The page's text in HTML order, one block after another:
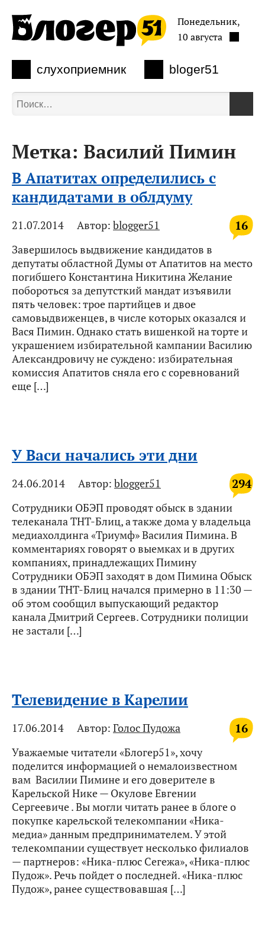
слухоприемник bloger51
Понедельник,
10 августа
Метка: Василий Пимин
В Апатитах определились с
кандидатами в облдуму
16
21.07.2014 Автор: blogger51
Завершилось выдвижение кандидатов в
депутаты областной Думы от Апатитов на место
погибшего Константина Никитина Желание
побороться за депутсткий мандат изъявили
пять человек: трое партийцев и двое
самовыдвиженцев, в числе которых оказался и
Вася Пимин. Однако стать вишенкой на торте и
украшением избирательной кампании Василию
Александровичу не суждено: избирательная
комиссия Апатитов сняла его с соревнований
еще […]
У Васи начались эти дни
294
24.06.2014 Автор: blogger51
Сотрудники ОБЭП проводят обыск в здании
телеканала ТНТ-Блиц, а также дома у владельца
медиахолдинга «Триумф» Василия Пимина. В
комментариях говорят о выемках и в других
компаниях, принадлежащих Пимину
Сотрудники ОБЭП заходят в дом Пимина Обыск
в здании ТНТ-Блиц начался примерно в 11:30 —
об этом сообщил выпускающий редактор
канала Дмитрий Сергеев. Сотрудники полиции
не застали […]
Телевидение в Карелии
16
17.06.2014 Автор: Голос Пудожа
Уважаемые читатели «Блогер51», хочу
поделится информацией о немалоизвестном
вам Василии Пимине и его доверителе в
Карельской Нике — Окулове Евгении
Сергеевиче . Вы могли читать ранее в блоге о
покупке карельской телекомпании «Ника-
медиа» данным предпринимателем. У этой
телекомпании существует несколько филиалов
— партнеров: «Ника-плюс Сегежа», «Ника-плюс
Пудож». Речь пойдет о последней. «Ника-плюс
Пудож», ранее существовавшая […]